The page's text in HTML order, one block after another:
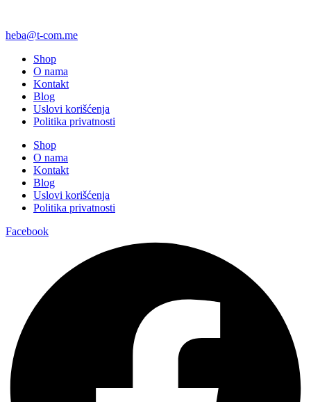
heba@t-com.me
Shop
O nama
Kontakt
Blog
Uslovi korišćenja
Politika privatnosti
Shop
O nama
Kontakt
Blog
Uslovi korišćenja
Politika privatnosti
Facebook